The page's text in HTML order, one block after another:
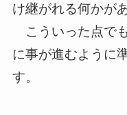
け継がれる何かが
こういった点で
に事が進むように
す。